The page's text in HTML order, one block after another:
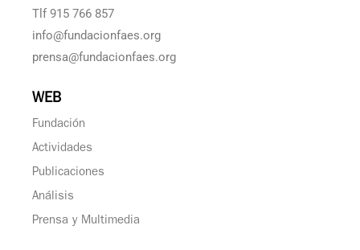
Tlf 915 766 857
info@fundacionfaes.org
prensa@fundacionfaes.org
WEB
Fundación
Actividades
Publicaciones
Análisis
Prensa y Multimedia